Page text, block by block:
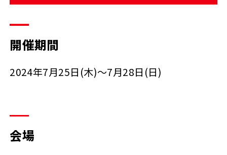
開催期間
2024年7月25日(木)～7月28日(日)
会場